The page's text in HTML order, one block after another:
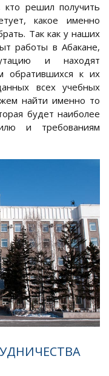
решил получить
какое именно
Так как у наших
работы в Абакане,
и находят
обратившихся к их
всех учебных
найти именно то
будет наиболее
и требованиям